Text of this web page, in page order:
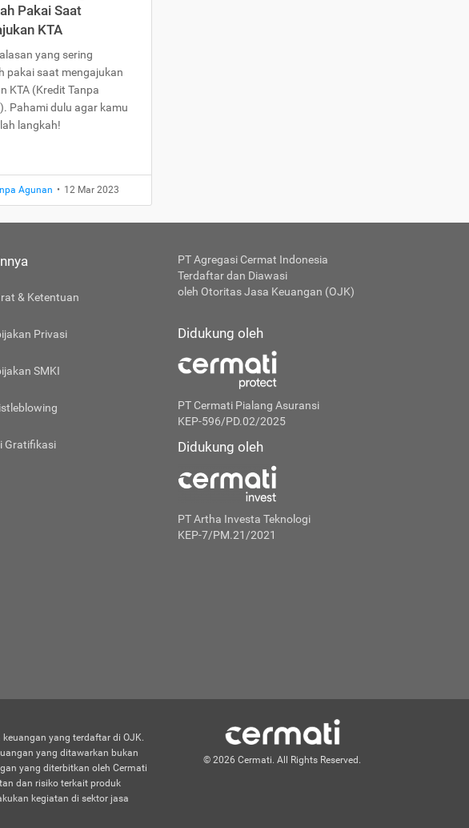
Pakai Saat
KTA
yang sering
pakai saat mengajukan
KTA (Kredit Tanpa
Pahami dulu agar kamu
langkah!
Agunan • 12 Mar 2023
& Ketentuan
Privasi
SMKI
Gratifikasi
PT Agregasi Cermat Indonesia
Terdaftar dan Diawasi
oleh Otoritas Jasa Keuangan (OJK)
Didukung oleh
PT Cermati Pialang Asuransi
KEP-596/PD.02/2025
Didukung oleh
PT Artha Investa Teknologi
KEP-7/PM.21/2021
yang terdaftar di OJK.
yang ditawarkan bukan
yang diterbitkan oleh Cermati
dan risiko terkait produk
kegiatan di sektor jasa
© 2026 Cermati. All Rights Reserved.